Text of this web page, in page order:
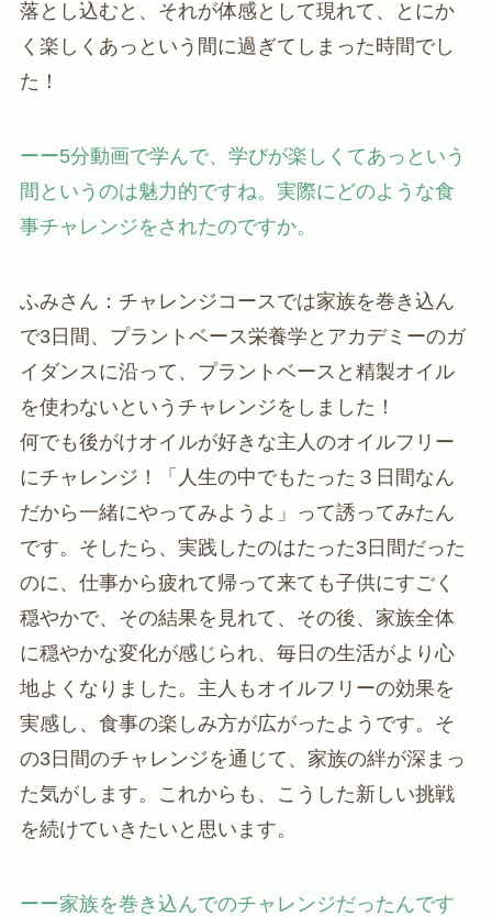
落とし込むと、それが体感として現れて、とにか
く楽しくあっという間に過ぎてしまった時間でし
た！
ーー5分動画で学んで、学びが楽しくてあっという
間というのは魅力的ですね。実際にどのような食
事チャレンジをされたのですか。
ふみさん：チャレンジコースでは家族を巻き込ん
で3日間、プラントベース栄養学とアカデミーのガ
イダンスに沿って、プラントベースと精製オイル
を使わないというチャレンジをしました！
何でも後がけオイルが好きな主人のオイルフリー
にチャレンジ！「人生の中でもたった３日間なん
だから一緒にやってみようよ」って誘ってみたん
です。そしたら、実践したのはたった3日間だった
のに、仕事から疲れて帰って来ても子供にすごく
穏やかで、その結果を見れて、その後、家族全体
に穏やかな変化が感じられ、毎日の生活がより心
地よくなりました。主人もオイルフリーの効果を
実感し、食事の楽しみ方が広がったようです。そ
の3日間のチャレンジを通じて、家族の絆が深まっ
た気がします。これからも、こうした新しい挑戦
を続けていきたいと思います。
ーー家族を巻き込んでのチャレンジだったんです